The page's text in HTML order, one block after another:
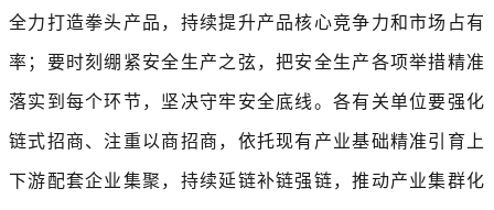
全力打造拳头产品，持续提升产品核心竞争力和市场占有
率；要时刻绷紧安全生产之弦，把安全生产各项举措精准
落实到每个环节，坚决守牢安全底线。各有关单位要强化
链式招商、注重以商招商，依托现有产业基础精准引育上
下游配套企业集聚，持续延链补链强链，推动产业集群化